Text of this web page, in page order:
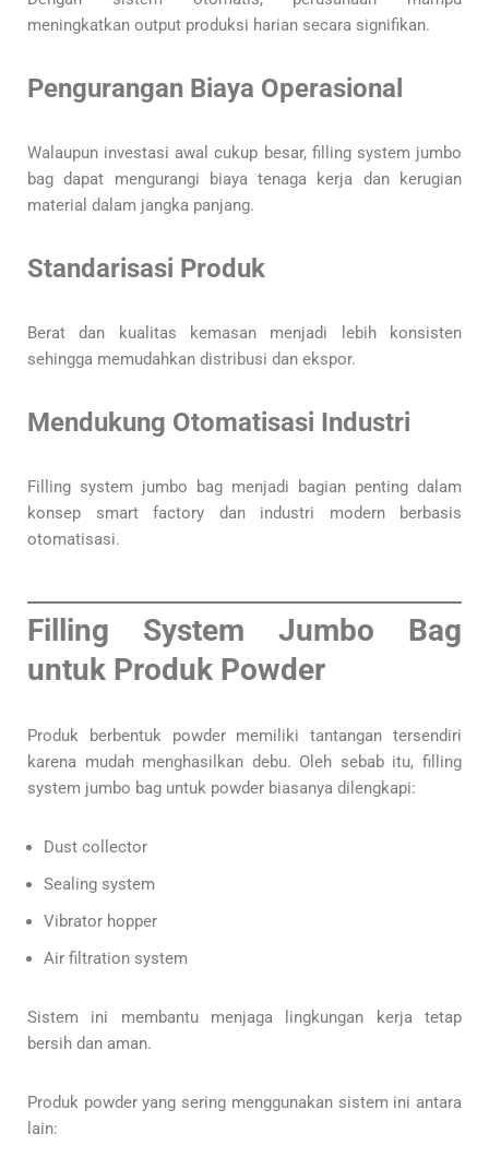
meningkatkan output produksi harian secara signifikan.
Pengurangan Biaya Operasional
Walaupun investasi awal cukup besar, filling system jumbo
bag dapat mengurangi biaya tenaga kerja dan kerugian
material dalam jangka panjang.
Standarisasi Produk
Berat dan kualitas kemasan menjadi lebih konsisten
sehingga memudahkan distribusi dan ekspor.
Mendukung Otomatisasi Industri
Filling system jumbo bag menjadi bagian penting dalam
konsep smart factory dan industri modern berbasis
otomatisasi.
Filling System Jumbo Bag
untuk Produk Powder
Produk berbentuk powder memiliki tantangan tersendiri
karena mudah menghasilkan debu. Oleh sebab itu, filling
system jumbo bag untuk powder biasanya dilengkapi:
Dust collector
Sealing system
Vibrator hopper
Air filtration system
Sistem ini membantu menjaga lingkungan kerja tetap
bersih dan aman.
Produk powder yang sering menggunakan sistem ini antara
lain: